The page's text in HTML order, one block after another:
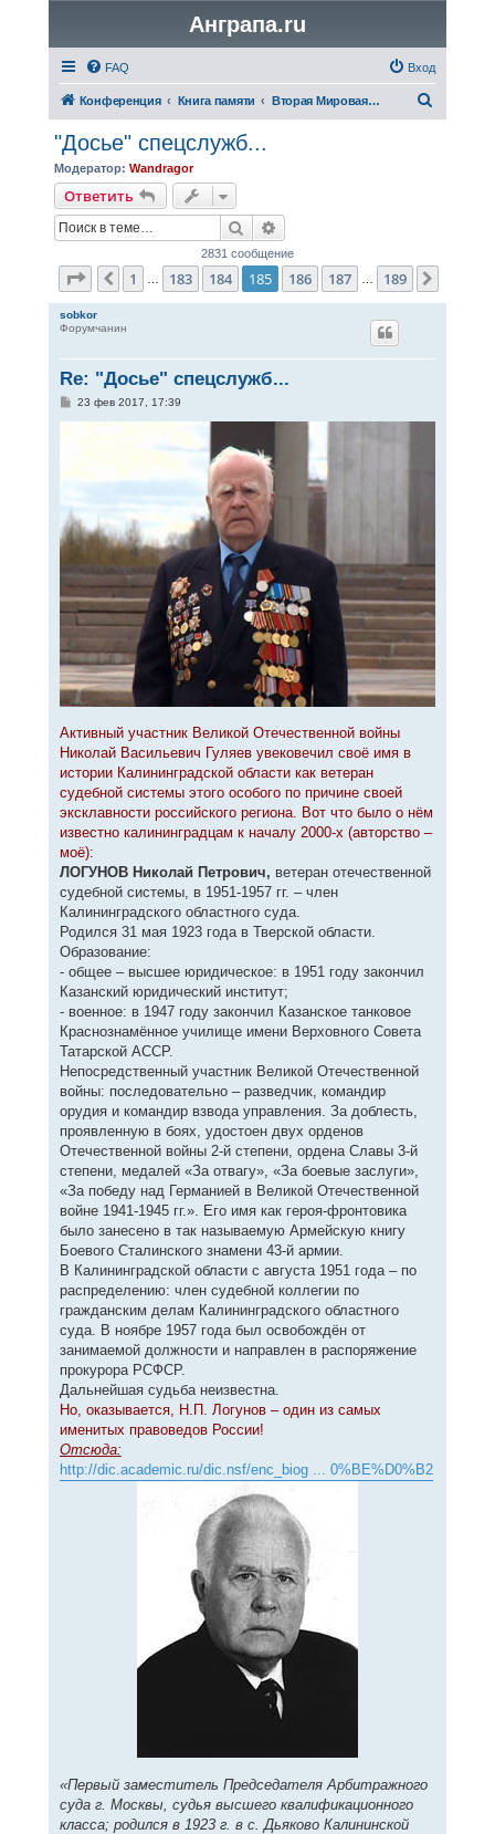
Анграпа.ru
FAQ Вход
Конференция Книга памяти Вторая Мировая война
"Досье" спецслужб...
Модератор: Wandragor
Ответить
Поиск
2831 сообщение
Страница 185из 189
Пред.
1 183 184 185 186 187 189
sobkor
Форумчанин
Re: "Досье" спецслужб...
С
е
23 фев 2017, 17:39
Активный участник Великой Отечественной войны
Николай Васильевич Гуляев увековечил своё имя в
истории Калининградской области как ветеран
судебной системы этого особого по причине своей
эксклавности российского региона. Вот что было о нём
известно калининградцам к началу 2000-х (авторство –
моё):
ЛОГУНОВ Николай Петрович, ветеран отечественной
судебной системы, в 1951-1957 гг. – член
Калининградского областного суда.
Родился 31 мая 1923 года в Тверской области.
Образование:
- общее – высшее юридическое: в 1951 году закончил
Казанский юридический институт;
- военное: в 1947 году закончил Казанское танковое
Краснознамённое училище имени Верховного Совета
Татарской АССР.
Непосредственный участник Великой Отечественной
войны: последовательно – разведчик, командир
орудия и командир взвода управления. За доблесть,
проявленную в боях, удостоен двух орденов
Отечественной войны 2-й степени, ордена Славы 3-й
степени, медалей «За отвагу», «За боевые заслуги»,
«За победу над Германией в Великой Отечественной
войне 1941-1945 гг.». Его имя как героя-фронтовика
было занесено в так называемую Армейскую книгу
Боевого Сталинского знамени 43-й армии.
В Калининградской области с августа 1951 года – по
распределению: член судебной коллегии по
гражданским делам Калининградского областного
суда. В ноябре 1957 года был освобождён от
занимаемой должности и направлен в распоряжение
прокурора РСФСР.
Дальнейшая судьба неизвестна.
Но, оказывается, Н.П. Логунов – один из самых
именитых правоведов России!
Отсюда:
http://dic.academic.ru/dic.nsf/enc_biog ... 0%BE%D0%B2
«Первый заместитель Председателя Арбитражного
суда г. Москвы, судья высшего квалификационного
класса; родился в 1923 г. в с. Дьяково Калининской